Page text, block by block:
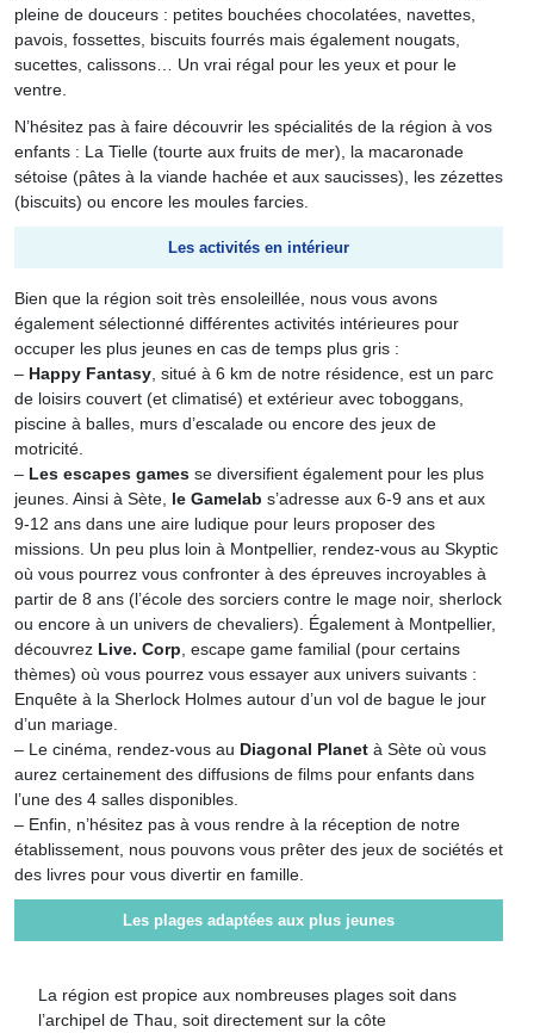
pleine de douceurs : petites bouchées chocolatées, navettes,
pavois, fossettes, biscuits fourrés mais également nougats,
sucettes, calissons… Un vrai régal pour les yeux et pour le
ventre.
N’hésitez pas à faire découvrir les spécialités de la région à vos
enfants : La Tielle (tourte aux fruits de mer), la macaronade
sétoise (pâtes à la viande hachée et aux saucisses), les zézettes
(biscuits) ou encore les moules farcies.
Les activités en intérieur
Bien que la région soit très ensoleillée, nous vous avons
également sélectionné différentes activités intérieures pour
occuper les plus jeunes en cas de temps plus gris :
– Happy Fantasy, situé à 6 km de notre résidence, est un parc
de loisirs couvert (et climatisé) et extérieur avec toboggans,
piscine à balles, murs d’escalade ou encore des jeux de
motricité.
– Les escapes gamesse diversifient également pour les plus
jeunes. Ainsi à Sète, le Gamelab s’adresse aux 6-9 ans et aux
9-12 ans dans une aire ludique pour leurs proposer des
missions. Un peu plus loin à Montpellier, rendez-vous au Skyptic
où vous pourrez vous confronter à des épreuves incroyables à
partir de 8 ans (l’école des sorciers contre le mage noir, sherlock
ou encore à un univers de chevaliers). Également à Montpellier,
découvrez Live. Corp , escape game familial (pour certains
thèmes) où vous pourrez vous essayer aux univers suivants :
Enquête à la Sherlock Holmes autour d’un vol de bague le jour
d’un mariage.
– Le cinéma, rendez-vous au Diagonal Planet à Sète où vous
aurez certainement des diffusions de films pour enfants dans
l’une des 4 salles disponibles.
– Enfin, n’hésitez pas à vous rendre à la réception de notre
établissement, nous pouvons vous prêter des jeux de sociétés et
des livres pour vous divertir en famille.
Les plages adaptées aux plus jeunes
La région est propice aux nombreuses plages soit dans
l’archipel de Thau, soit directement sur la côte